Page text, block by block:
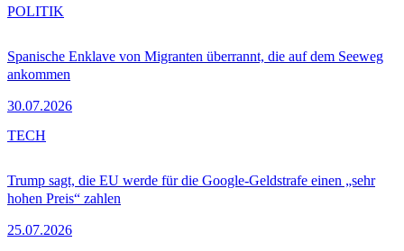
Spanische Enklave von Migranten überrannt, die auf dem Seeweg
ankommen
30.07.2026
POLITIK
Trump sagt, die EU werde für die Google-Geldstrafe einen „sehr
hohen Preis“ zahlen
25.07.2026
TECH